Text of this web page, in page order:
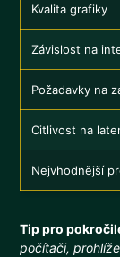
Kvalita grafiky
Závislost na
Požadavky na
Citlivost na
Nejvhodnější
Tip pro
počítači,